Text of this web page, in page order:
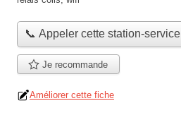
📞 Appeler cette station-service
Je recommande
Améliorer cette fiche